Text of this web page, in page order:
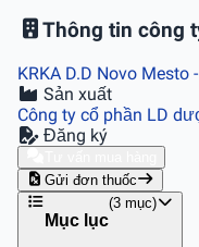
Thông tin công
KRKA D.D Novo Mesto
Sản xuất
Công ty cổ phần LD
Đăng ký
Gửi đơn thuốc
Mục lục
(3 mục)